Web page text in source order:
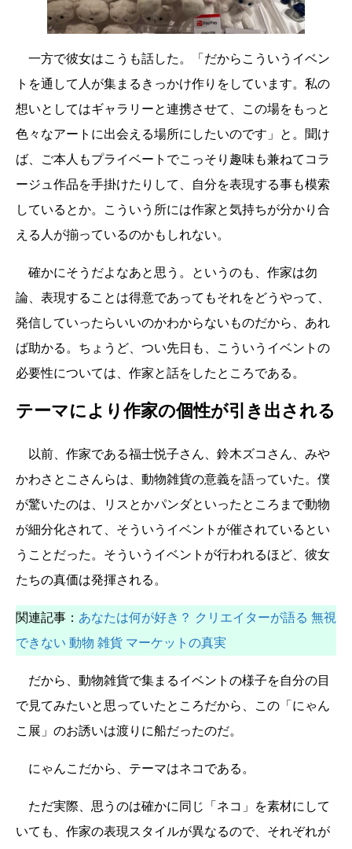
一方で彼女はこうも話した。「だからこういうイベン
トを通して人が集まるきっかけ作りをしています。私の
想いとしてはギャラリーと連携させて、この場をもっと
色々なアートに出会える場所にしたいのです」と。聞け
ば、ご本人もプライベートでこっそり趣味も兼ねてコラ
ージュ作品を手掛けたりして、自分を表現する事も模索
しているとか。こういう所には作家と気持ちが分かり合
える人が揃っているのかもしれない。
確かにそうだよなあと思う。というのも、作家は勿
論、表現することは得意であってもそれをどうやって、
発信していったらいいのかわからないものだから、あれ
ば助かる。ちょうど、つい先日も、こういうイベントの
必要性については、作家と話をしたところである。
テーマにより作家の個性が引き出される
以前、作家である福士悦子さん、鈴木ズコさん、みや
かわさとこさんらは、動物雑貨の意義を語っていた。僕
が驚いたのは、リスとかパンダといったところまで動物
が細分化されて、そういうイベントが催されているとい
うことだった。そういうイベントが行われるほど、彼女
たちの真価は発揮される。
関連記事： あなたは何が好き？ クリエイターが語る 無視
できない 動物 雑貨 マーケットの真実
だから、動物雑貨で集まるイベントの様子を自分の目
で見てみたいと思っていたところだから、この「にゃん
こ展」のお誘いは渡りに船だったのだ。
にゃんこだから、テーマはネコである。
ただ実際、思うのは確かに同じ「ネコ」を素材にして
いても、作家の表現スタイルが異なるので、それぞれが